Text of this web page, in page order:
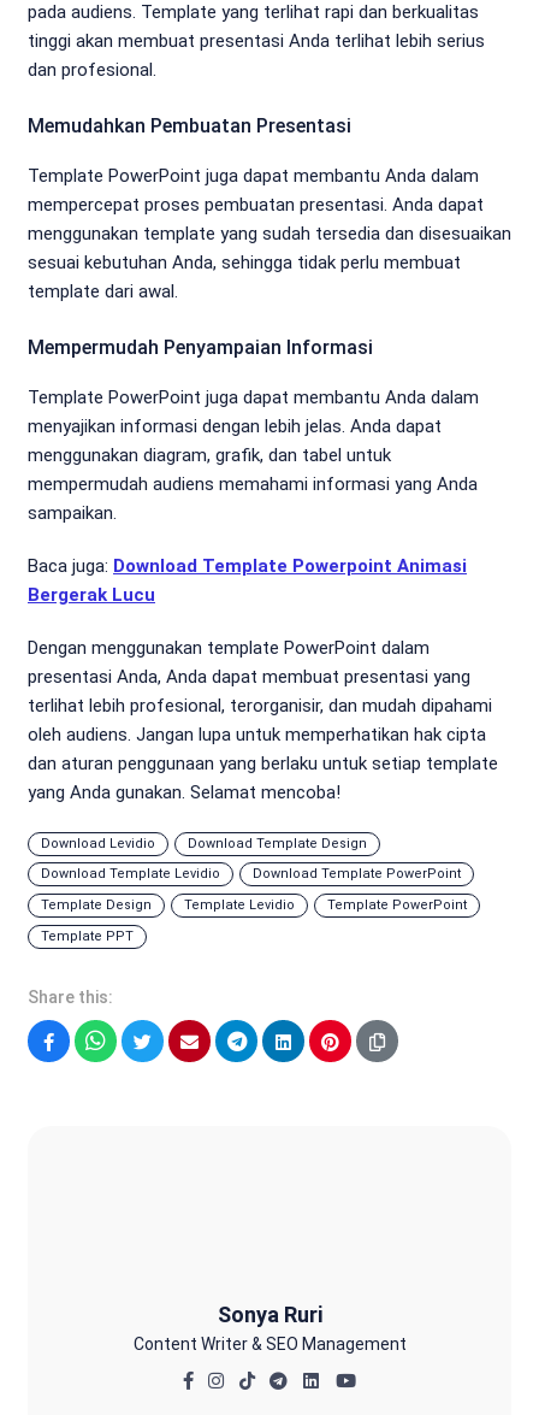
pada audiens. Template yang terlihat rapi dan berkualitas
tinggi akan membuat presentasi Anda terlihat lebih serius
dan profesional.
Memudahkan Pembuatan Presentasi
Template PowerPoint juga dapat membantu Anda dalam
mempercepat proses pembuatan presentasi. Anda dapat
menggunakan template yang sudah tersedia dan disesuaikan
sesuai kebutuhan Anda, sehingga tidak perlu membuat
template dari awal.
Mempermudah Penyampaian Informasi
Template PowerPoint juga dapat membantu Anda dalam
menyajikan informasi dengan lebih jelas. Anda dapat
menggunakan diagram, grafik, dan tabel untuk
mempermudah audiens memahami informasi yang Anda
sampaikan.
Baca juga: Download Template Powerpoint Animasi
Bergerak Lucu
Dengan menggunakan template PowerPoint dalam
presentasi Anda, Anda dapat membuat presentasi yang
terlihat lebih profesional, terorganisir, dan mudah dipahami
oleh audiens. Jangan lupa untuk memperhatikan hak cipta
dan aturan penggunaan yang berlaku untuk setiap template
yang Anda gunakan. Selamat mencoba!
Download Levidio
Download Template Design
Download Template Levidio
Download Template PowerPoint
Template Design
Template Levidio
Template PowerPoint
Template PPT
Share this:
Sonya Ruri
Content Writer & SEO Management